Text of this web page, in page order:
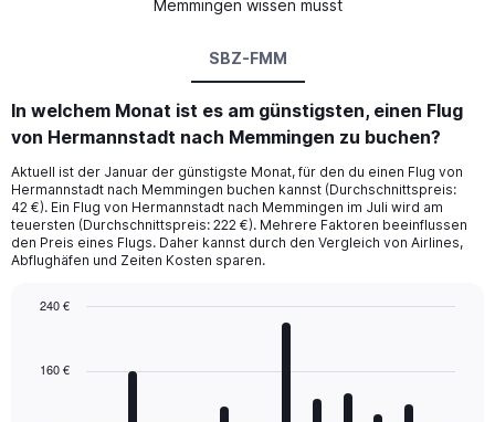
Memmingen wissen musst
SBZ-FMM
In welchem Monat ist es am günstigsten, einen Flug
von Hermannstadt nach Memmingen zu buchen?
Aktuell ist der Januar der günstigste Monat, für den du einen Flug von
Hermannstadt nach Memmingen buchen kannst (Durchschnittspreis:
42 €). Ein Flug von Hermannstadt nach Memmingen im Juli wird am
teuersten (Durchschnittspreis: 222 €). Mehrere Faktoren beeinflussen
den Preis eines Flugs. Daher kannst durch den Vergleich von Airlines,
Abflughäfen und Zeiten Kosten sparen.
with
160 €
240 €